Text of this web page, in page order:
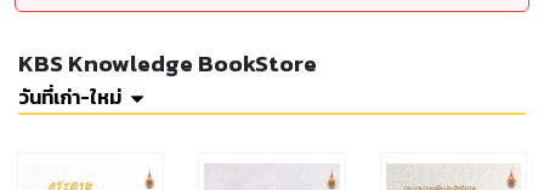
KBS Knowledge BookStore
วันที่เก่า-ใหม่